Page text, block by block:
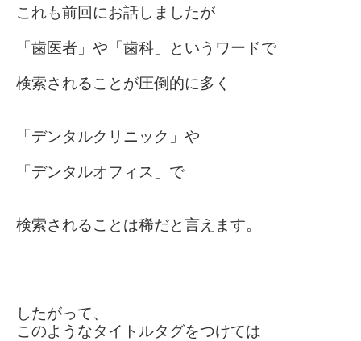
これも前回にお話しましたが
「歯医者」や「歯科」というワードで
検索されることが圧倒的に多く
「デンタルクリニック」や
「デンタルオフィス」 で
検索されること は稀だと言えます。
したがって、
このようなタイトルタグをつけては